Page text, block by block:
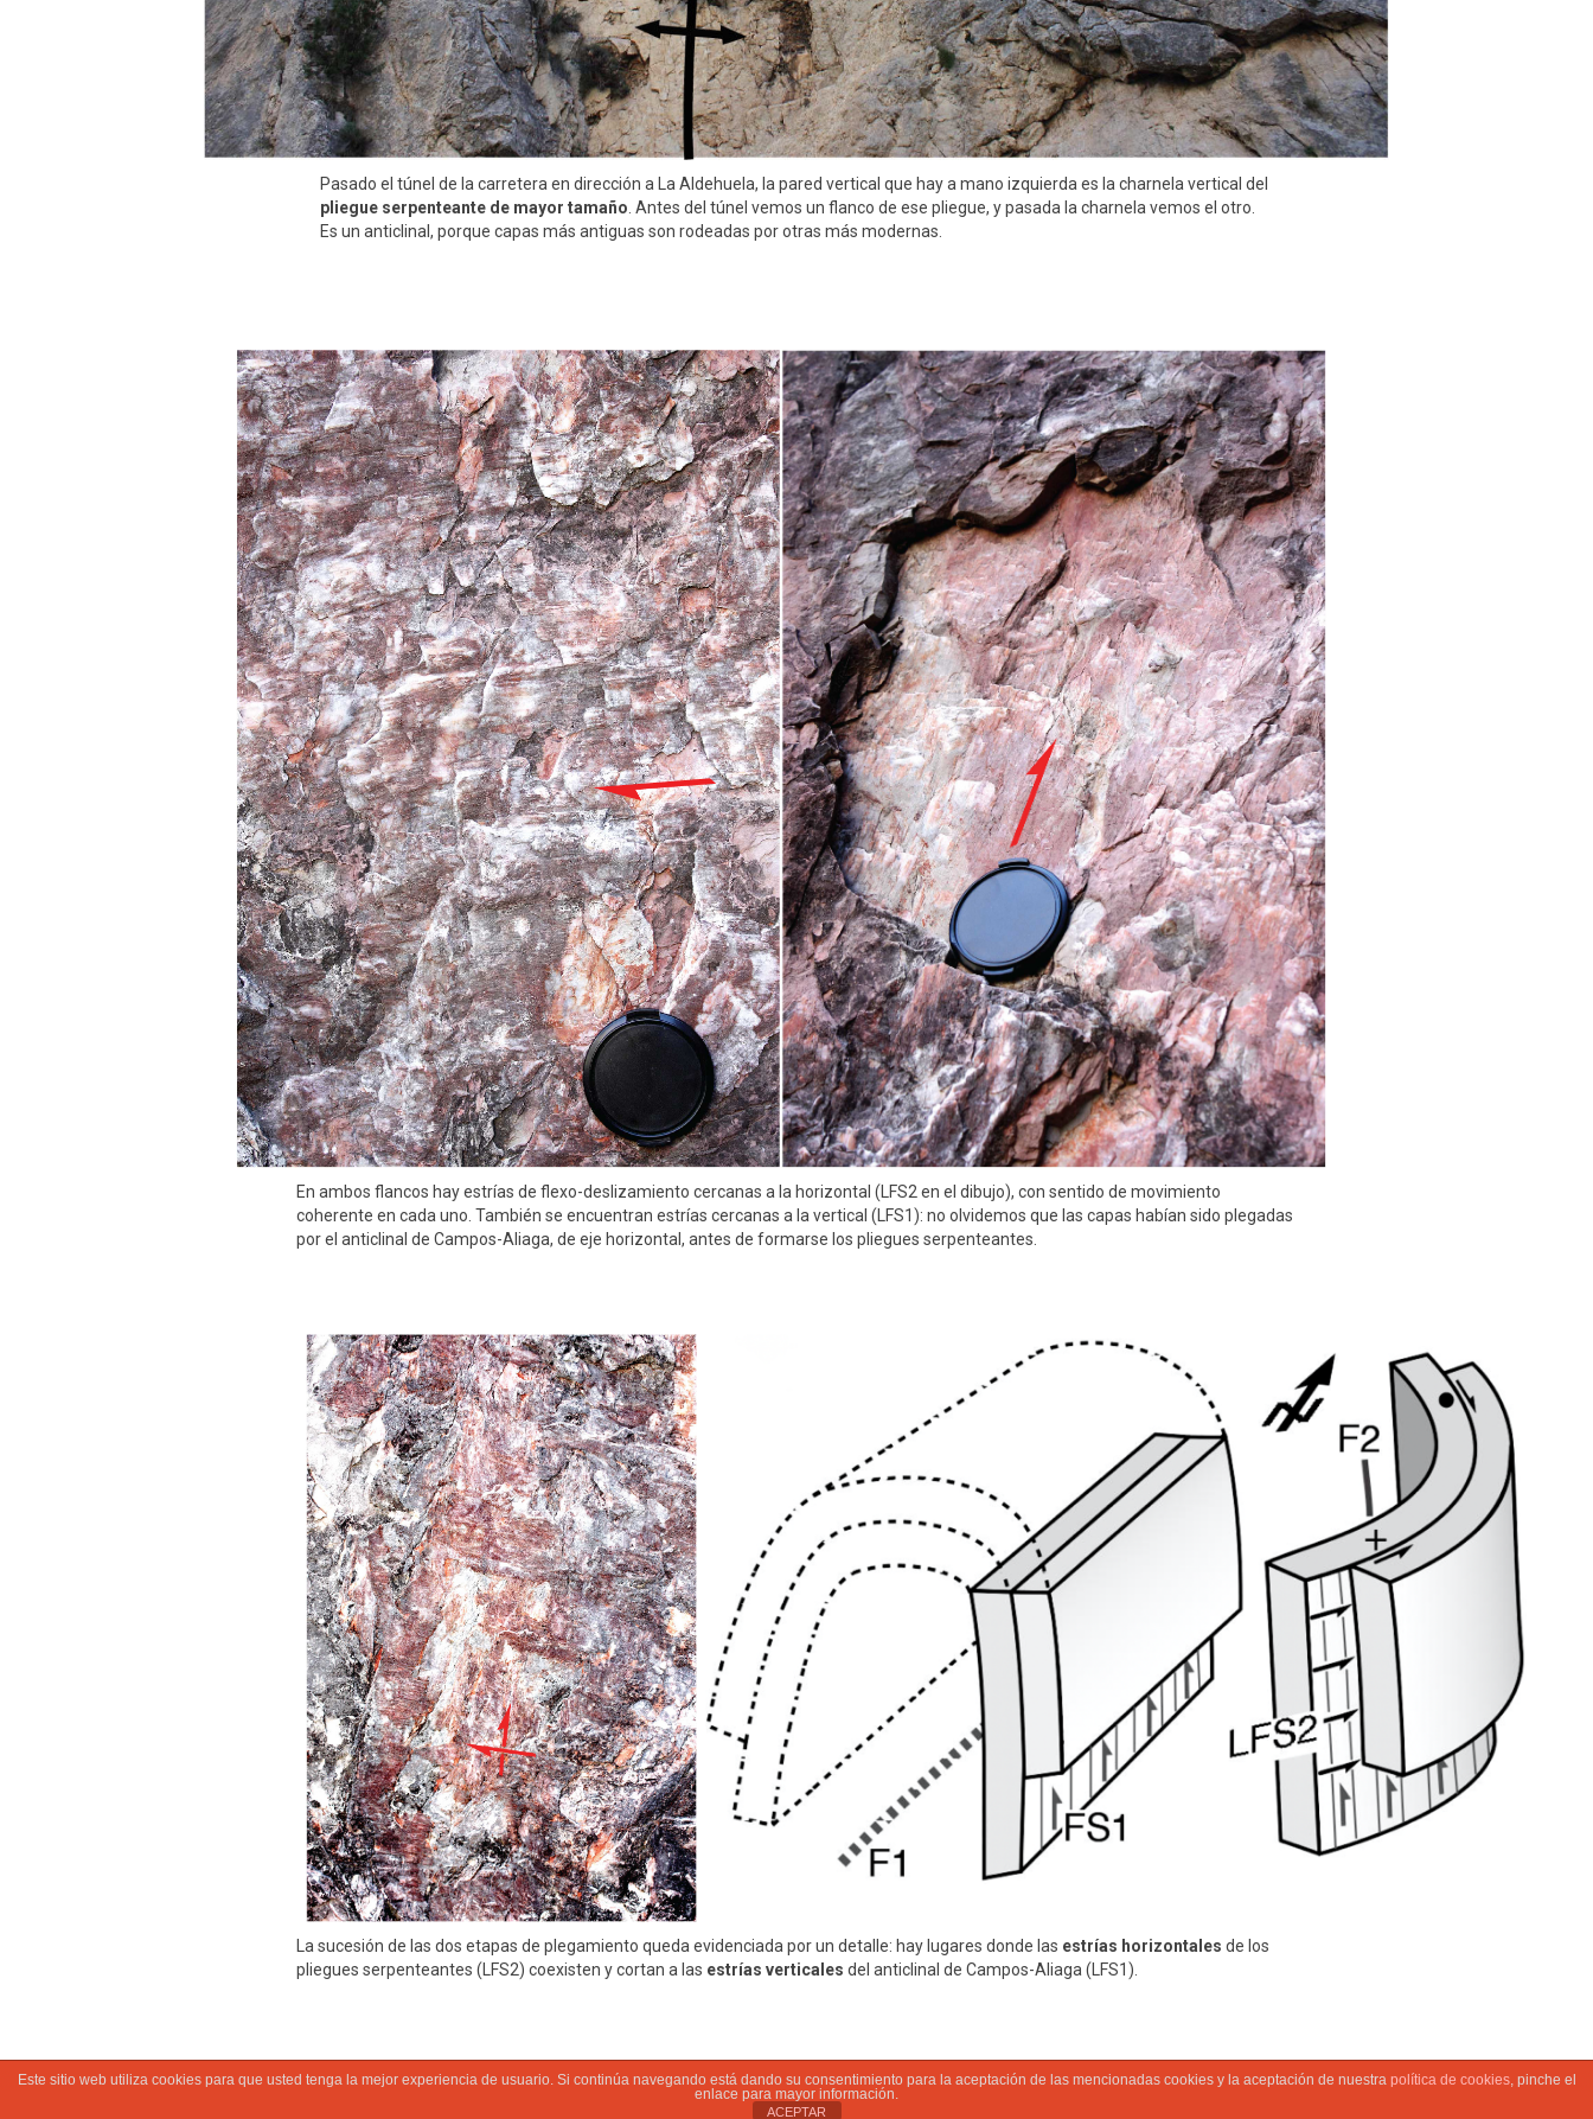
Pasado el túnel de la carretera en dirección a La Aldehuela, la pared vertical que hay a mano izquierda es la charnela vertical del
pliegue serpenteante de mayor tamaño . Antes del túnel vemos un flanco de ese pliegue, y pasada la charnela vemos el otro.
Es un anticlinal, porque capas más antiguas son rodeadas por otras más modernas.
En ambos flancos hay estrías de flexo-deslizamiento cercanas a la horizontal (LFS2 en el dibujo), con sentido de movimiento
coherente en cada uno. También se encuentran estrías cercanas a la vertical (LFS1): no olvidemos que las capas habían sido plegadas
por el anticlinal de Campos-Aliaga, de eje horizontal, antes de formarse los pliegues serpenteantes.
La sucesión de las dos etapas de plegamiento queda evidenciada por un detalle: hay lugares donde las estrías horizontales de los
pliegues serpenteantes (LFS2) coexisten y cortan a las estrías verticales del anticlinal de Campos-Aliaga (LFS1).
© 2022 Ayuntamiento de Aliaga | Parque Geológico |Aviso legal| Desarrollado por
Este sitio web utiliza cookies para que usted tenga la mejor experiencia de usuario. Si continúa navegando está dando su consentimiento para la aceptación de las mencionadas cookies y la aceptación de nuestra política de cookies, pinche el
enlace para mayor información.
ACEPTAR